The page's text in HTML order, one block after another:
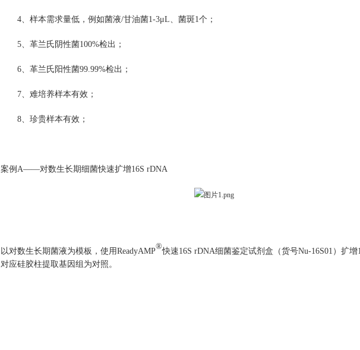
4、 样本需求量低，例如菌液/甘油菌1-3μL、菌斑1个；
5、 革兰氏阴性菌100%检出；
6、 革兰氏阳性菌99.99%检出；
7、 难培养样本有效；
8、 珍贵样本有效；
案例 A——对数生长期细菌快速扩增16S rDNA
以对数生长期菌液为模板，使用ReadyAMP
®
快速16S rDNA细菌鉴定试剂盒 （货号Nu-16S01）扩
对应硅胶柱提取基因组为对照。